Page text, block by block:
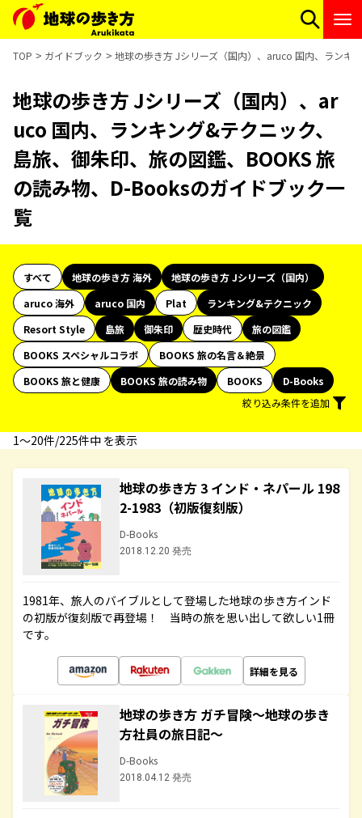
TOP ガイドブック 地球の歩き方 Jシリーズ（国内）、aruco 国内、ランキ
地球の歩き方 Jシリーズ（国内）、ar
uco 国内、ランキング&テクニック、
島旅、御朱印、旅の図鑑、BOOKS 旅
の読み物、D-Booksのガイドブック一
覧
すべて 地球の歩き方 海外
地球の歩き方 Jシリーズ（国内）
aruco 海外
aruco 国内 Plat
ランキング&テクニック
Resort Style
島旅 御朱印 歴史時代
旅の図鑑
BOOKS スペシャルコラボ
BOOKS 旅の名言＆絶景
BOOKS 旅と健康
BOOKS 旅の読み物 BOOKS
D-Books
絞り込み条件を追加
1〜20件/225件中 を表示
地球の歩き方 3 インド・ネパール 198
2-1983（初版復刻版）
D-Books
2018.12.20 発売
1981年、旅人のバイブルとして登場した地球の歩き方インド
の初版が復刻版で再登場！ 当時の旅を思い出して欲しい1冊
です。
詳細を見る
地球の歩き方 ガチ冒険～地球の歩き
方社員の旅日記～
D-Books
2018.04.12 発売